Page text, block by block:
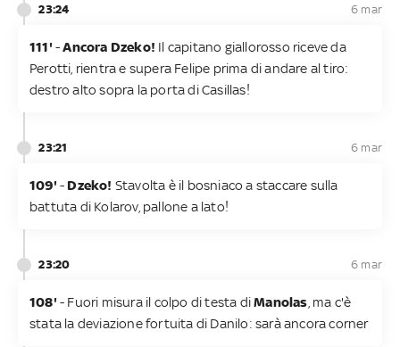
23:24 6 mar
111'-Ancora Dzeko! Il capitano giallorosso riceve da
Perotti, rientra e supera Felipe prima di andare al tiro:
destro alto sopra la porta di Casillas!
23:21 6 mar
109'- Dzeko! Stavolta è il bosniaco a staccare sulla
battuta di Kolarov, pallone a lato!
23:20 6 mar
108'- Fuori misura il colpo di testa diManolas , ma c'è
stata la deviazione fortuita di Danilo: sarà ancora corner